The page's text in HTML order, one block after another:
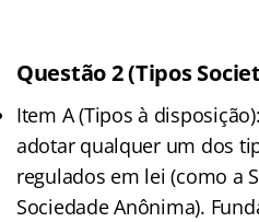
Questão 2 (Tipos
Item A (Tipos à
adotar qualquer um dos
regulados em lei (como a
Sociedade Anônima).